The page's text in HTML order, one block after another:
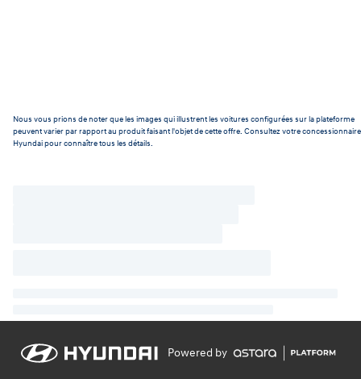
Nous vous prions de noter que les images qui illustrent les voitures configurées sur la plateforme
peuvent varier par rapport au produit faisant l'objet de cette offre. Consultez votre concessionnaire
Hyundai pour connaître tous les détails.
Powered by